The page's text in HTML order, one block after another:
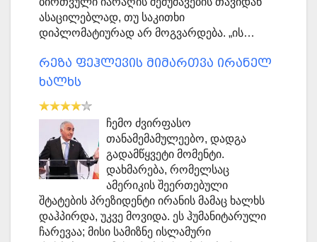
ასაცილებლად, თუ საკითხი
დიპლომატიურად არ მოგვარდება. „ის…
რეზა ფეჰლევის მიმართვა ირანელ
ხალხს
ჩემო ძვირფასო
თანამემამულეებო, დადგა
გადამწყვეტი მომენტი.
დახმარება, რომელსაც
ამერიკის შეერთებული
შტატების პრეზიდენტი ირანის მამაც ხალხს
დაჰპირდა, უკვე მოვიდა. ეს ჰუმანიტარული
ჩარევაა; მისი სამიზნე ისლამური